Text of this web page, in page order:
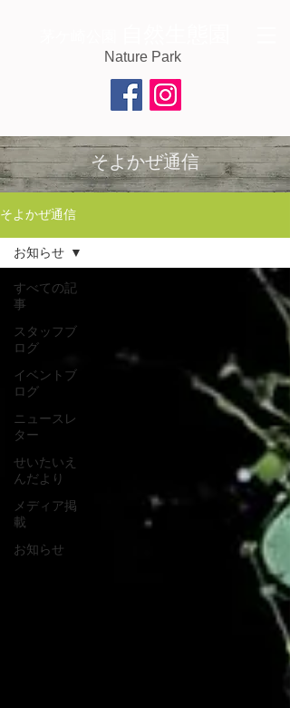
Nature Park
そよかぜ通信
そよかぜ通信
すべての記
事
スタッフブ
ログ
イベントブ
ログ
ニュースレ
ター
せいたいえ
んだより
メディア掲
載
お知らせ
お知らせ